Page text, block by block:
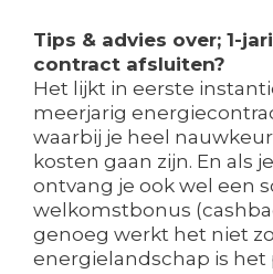
Tips & advies over; 1-
contract afsluiten?
Het lijkt in eerste
meerjarig
waarbij je heel
kosten gaan zijn. En als
ontvang je ook wel een
welkomstbonus
genoeg werkt het niet
energielandschap is het